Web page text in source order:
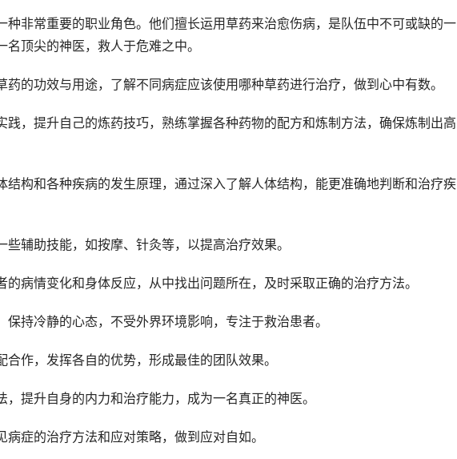
种非常重要的职业角色。他们擅长运用草药来治愈伤病，是队伍中不可或缺的一
顶尖的神医，救人于危难之中。
的功效与用途，了解不同病症应该使用哪种草药进行治疗，做到心中有数。
践，提升自己的炼药技巧，熟练掌握各种药物的配方和炼制方法，确保炼制出高
结构和各种疾病的发生原理，通过深入了解人体结构，能更准确地判断和治疗疾
辅助技能，如按摩、针灸等，以提高治疗效果。
病情变化和身体反应，从中找出问题所在，及时采取正确的治疗方法。
持冷静的心态，不受外界环境影响，专注于救治患者。
作，发挥各自的优势，形成最佳的团队效果。
提升自身的内力和治疗能力，成为一名真正的神医。
症的治疗方法和应对策略，做到应对自如。